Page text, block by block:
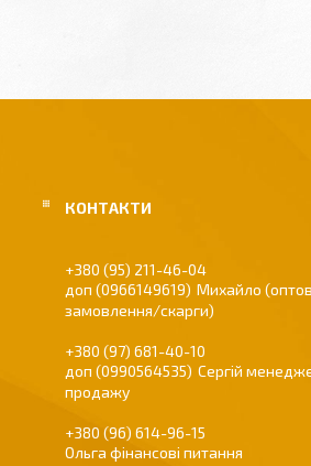
+380 (95) 211-46-04
0966149619
Михайло
замовлення/скарги)
+380 (97) 681-40-10
0990564535
Сергій
продажу
+380 (96) 614-96-15
Ольга фінансові питання